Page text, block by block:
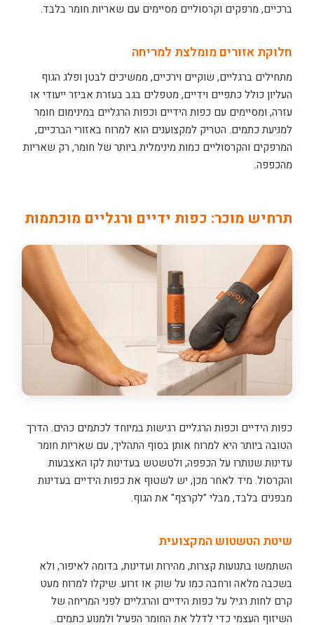
ברכיים, מרפקים וקרסוליים מסיימים עם שאריות חומר בלבד.
חלוקת אזורים מומלצת למריחה
מתחילים ברגליים, שוקיים וירכיים, ממשיכים לבטן ופלג הגוף
העליון כולל כתפיים וידיים, מטפלים בגב בעזרת אביזר ייעודי או
עזרה, ומסיימים עם כפות הידיים וכפות הרגליים במינימום חומר
למניעת כתמים. הטריק למקצוענים הוא למרוח באזורי הברכיים,
המרפקים והקרסוליים כמות מינימלית ביותר של חומר, רק שאריות
מהכפפה.
תרחיש מוכר: כפות ידיים ורגליים מוכתמות
כפות הידיים וכפות הרגליים רגישות במיוחד לכתמים כהים. הדרך
הטובה ביותר היא למרוח אותן בסוף התהליך, עם שאריות חומר
עדינות שנותרו על הכפפה, ולטשטש בעדינות לקו האצבעות
והקרסול. מיד לאחר מכן, יש לשטוף את כפות הידיים בעדינות
מבפנים בלבד, מבלי "לקרצף" את הגוף.
שיטת הטשטוש המקצועית
השתמשו בתנועות קצרות, מהירות ועדינות, בדומה לאיפור, ולא
בשכבה מלאה ורחבה כמו על שוק או זרוע. שיקלו למרוח מעט
קרם לחות רגיל על כפות הידיים והרגליים לפני המריחה של
השיזוף העצמי כדי לדלל את החומר הפעיל ולמנוע כתמים.